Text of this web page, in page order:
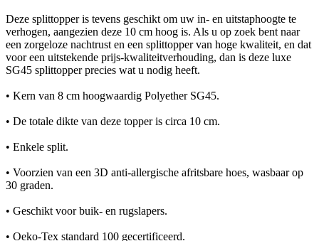
Deze splittopper is tevens geschikt om uw in- en uitstaphoogte te
verhogen, aangezien deze 10 cm hoog is. Als u op zoek bent naar
een zorgeloze nachtrust en een splittopper van hoge kwaliteit, en dat
voor een uitstekende prijs-kwaliteitverhouding, dan is deze luxe
SG45 splittopper precies wat u nodig heeft.
• Kern van 8 cm hoogwaardig Polyether SG45.
• De totale dikte van deze topper is circa 10 cm.
• Enkele split.
• Voorzien van een 3D anti-allergische afritsbare hoes, wasbaar op
30 graden.
• Geschikt voor buik- en rugslapers.
• Oeko-Tex standard 100 gecertificeerd.